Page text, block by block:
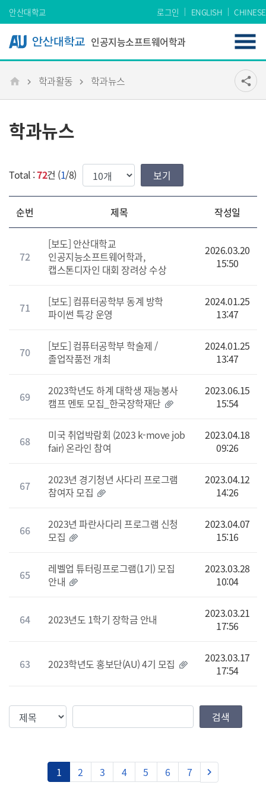
Skip Menu
안산대학교 로그인 ENGLISH CHINESE
인공지능소프트웨어학과
메인 학과활동 학과뉴스 공유
share
학과뉴스
Total :72건 (1/8) 한번에 보여질 게시물 갯수
순번 제목 작성일
72
[보도] 안산대학교
인공지능소프트웨어학과,
캡스톤디자인 대회 장려상 수상
2026.03.20
15:50
71
[보도] 컴퓨터공학부 동계 방학
파이썬 특강 운영
2024.01.25
13:47
70
[보도] 컴퓨터공학부 학술제 /
졸업작품전 개최
2024.01.25
13:47
69
2023학년도 하계 대학생 재능봉사
캠프 멘토 모집_한국장학재단
2023.06.15
15:54
68
미국 취업박람회 (2023 k-move job
fair) 온라인 참여
2023.04.18
09:26
67
2023년 경기청년 사다리 프로그램
참여자 모집
2023.04.12
14:26
66
2023년 파란사다리 프로그램 신청
모집
2023.04.07
15:16
65
레벨업 튜터링프로그램(1기) 모집
안내
2023.03.28
10:04
64 2023년도 1학기 장학금 안내
2023.03.21
17:56
63 2023학년도 홍보단(AU) 4기 모집
2023.03.17
17:54
검색조건 검색값 검색
1 2 3 4 5 6 7 keyboard_arrow_right